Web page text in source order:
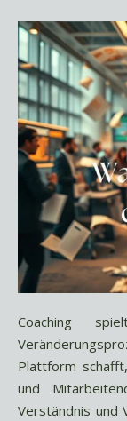
Coaching spielt eine entscheidende Rolle im
Plattform
und
Verständnis und